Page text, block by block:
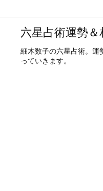
六星占術運勢＆
細木数子の六星占術。運
っていきます。